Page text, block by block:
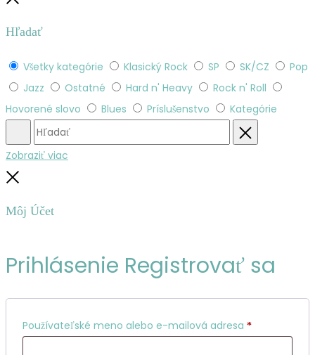
Hľadať
Všetky kategórie Klasický Rock SP SK/CZ
Pop
Jazz
Ostatné Hard n' Heavy
Rock n' Roll
Hovorené slovo
Blues Príslušenstvo Kategórie
Hľadať
Zobraziť viac
Môj Účet
Prihlásenie Registrovať sa
Používateľské meno alebo e-mailová adresa *Povinné